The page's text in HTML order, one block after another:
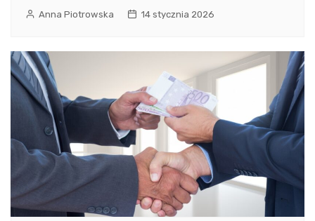
Anna Piotrowska 14 stycznia 2026